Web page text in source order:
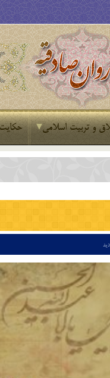
و تربیت اسلامی